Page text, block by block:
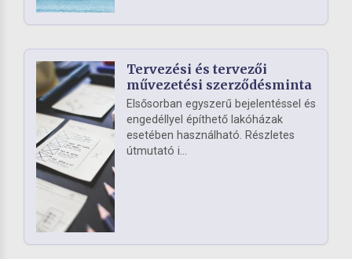
Tervezési és tervezői
művezetési szerződésminta
Elsősorban egyszerű bejelentéssel és
engedéllyel építhető lakóházak
esetében használható. Részletes
útmutató i...